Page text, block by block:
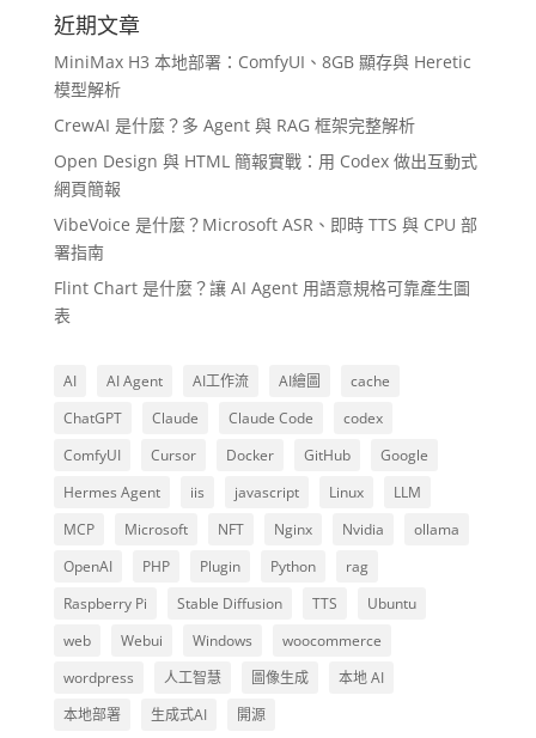
近期文章
MiniMax H3 本地部署：ComfyUI、8GB 顯存與 Heretic
模型解析
CrewAI 是什麼？多 Agent 與 RAG 框架完整解析
Open Design 與 HTML 簡報實戰：用 Codex 做出互動式
網頁簡報
VibeVoice 是什麼？Microsoft ASR、即時 TTS 與 CPU 部
署指南
Flint Chart 是什麼？讓 AI Agent 用語意規格可靠產生圖
表
AI AI Agent AI工作流 AI繪圖
cache
ChatGPT
Claude Claude Code
codex
ComfyUI
Cursor Docker GitHub
Google
Hermes Agent
iis javascript Linux
LLM
MCP
Microsoft NFT Nginx Nvidia
ollama
OpenAI
PHP Plugin Python
rag
Raspberry Pi
Stable Diffusion TTS
Ubuntu
web
Webui Windows
woocommerce
wordpress
人工智慧 圖像生成
本地 AI
本地部署
生成式AI 開源